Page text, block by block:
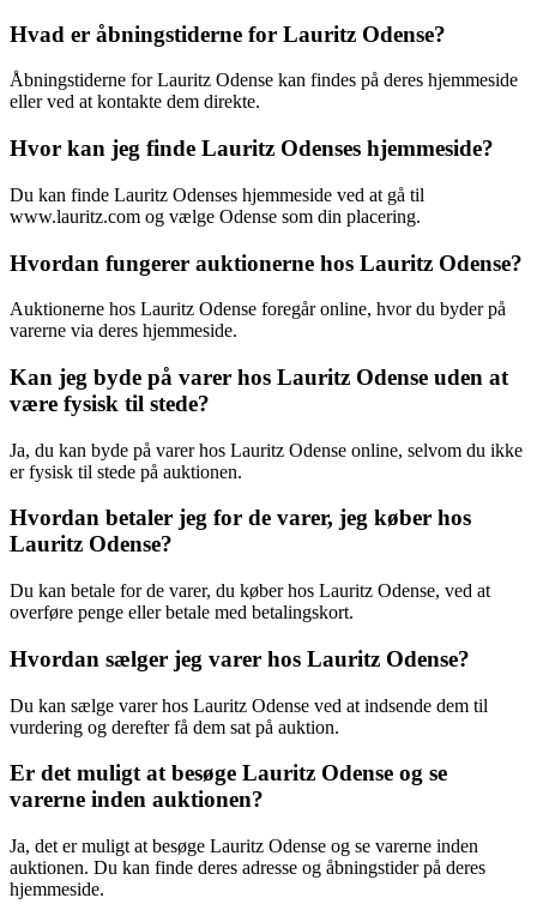
Hvad er åbningstiderne for Lauritz Odense?
Åbningstiderne for Lauritz Odense kan findes på deres hjemmeside
eller ved at kontakte dem direkte.
Hvor kan jeg finde Lauritz Odenses hjemmeside?
Du kan finde Lauritz Odenses hjemmeside ved at gå til
www.lauritz.com og vælge Odense som din placering.
Hvordan fungerer auktionerne hos Lauritz Odense?
Auktionerne hos Lauritz Odense foregår online, hvor du byder på
varerne via deres hjemmeside.
Kan jeg byde på varer hos Lauritz Odense uden at
være fysisk til stede?
Ja, du kan byde på varer hos Lauritz Odense online, selvom du ikke
er fysisk til stede på auktionen.
Hvordan betaler jeg for de varer, jeg køber hos
Lauritz Odense?
Du kan betale for de varer, du køber hos Lauritz Odense, ved at
overføre penge eller betale med betalingskort.
Hvordan sælger jeg varer hos Lauritz Odense?
Du kan sælge varer hos Lauritz Odense ved at indsende dem til
vurdering og derefter få dem sat på auktion.
Er det muligt at besøge Lauritz Odense og se
varerne inden auktionen?
Ja, det er muligt at besøge Lauritz Odense og se varerne inden
auktionen. Du kan finde deres adresse og åbningstider på deres
hjemmeside.